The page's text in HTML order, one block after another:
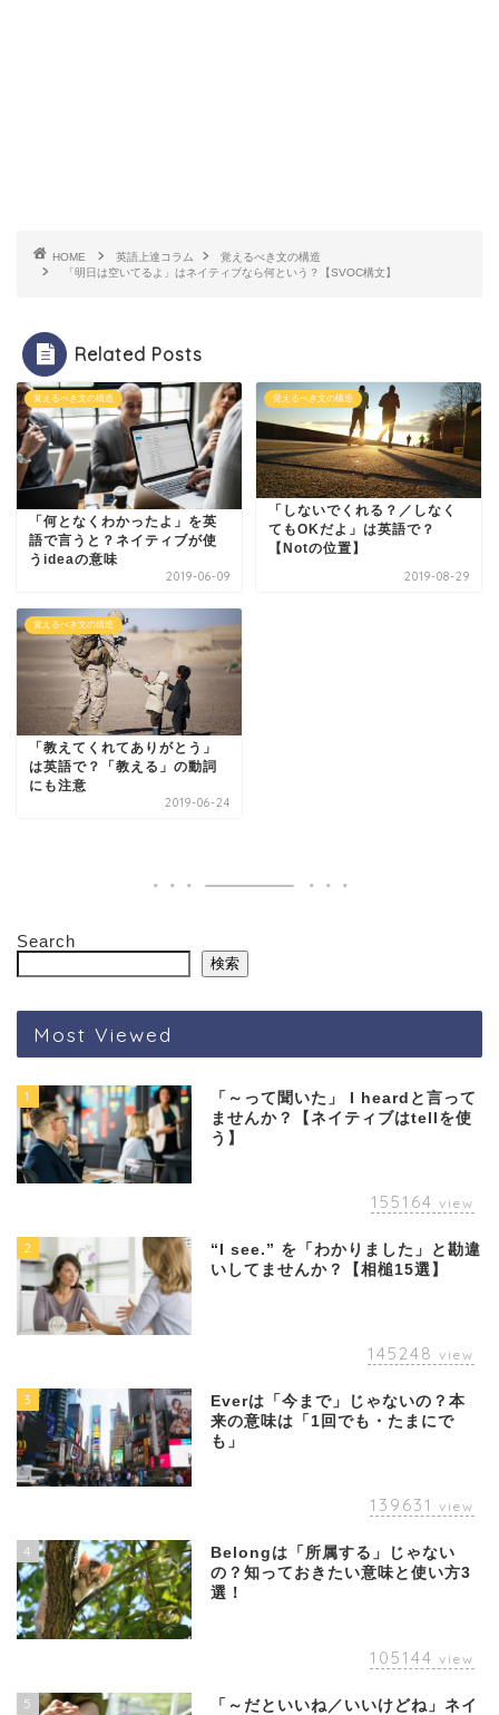
HOME 英語上達コラム
覚えるべき文の構造
「明日は空いてるよ」はネイティブなら何という？【SVOC構文】
Related Posts
覚えるべき文の構造
「何となくわかったよ」を英
語で言うと？ネイティブが使
うideaの意味
2019-06-09
覚えるべき文の構造
「しないでくれる？／しなく
てもOKだよ」は英語で？
【Notの位置】
2019-08-29
覚えるべき文の構造
「教えてくれてありがとう」
は英語で？「教える」の動詞
にも注意
2019-06-24
Search
検索
Most Viewed
1
「～って聞いた」 I heardと言って
ませんか？【ネイティブはtellを使
う】
155164 view
2
“I see.” を「わかりました」と勘違
いしてませんか？【相槌15選】
145248 view
3
Everは「今まで」じゃないの？本
来の意味は「1回でも・たまにで
も」
139631 view
4
Belongは「所属する」じゃない
の？知っておきたい意味と使い方3
選！
105144 view
5
「～だといいね／いいけどね」ネイ